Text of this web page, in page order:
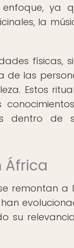
ya
la
físicas,
de las
Estos
dentro de
África
remontan a
su